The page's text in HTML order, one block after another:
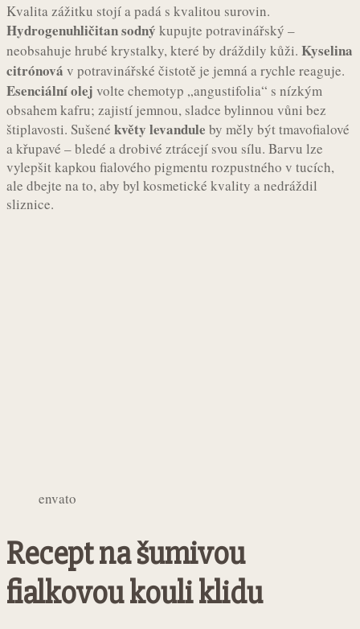
Kvalita zážitku stojí a padá s kvalitou surovin.
Hydrogenuhličitan sodný kupujte potravinářský –
neobsahuje hrubé krystalky, které by dráždily kůži. Kyselina
citrónová v potravinářské čistotě je jemná a rychle reaguje.
Esenciální olej volte chemotyp „angustifolia“ s nízkým
obsahem kafru; zajistí jemnou, sladce bylinnou vůni bez
štiplavosti. Sušené květy levandule by měly být tmavofialové
a křupavé – bledé a drobivé ztrácejí svou sílu. Barvu lze
vylepšit kapkou fialového pigmentu rozpustného v tucích,
ale dbejte na to, aby byl kosmetické kvality a nedráždil
sliznice.
envato
Recept na šumivou
fialkovou kouli klidu